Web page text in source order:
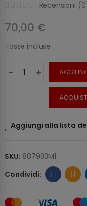
Recensioni (0
70,00 €
Tasse incluse
Aggiungi alla lista
SKU: 887903M1